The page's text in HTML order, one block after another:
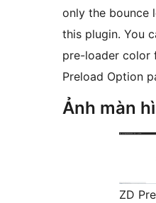
only the bounce
this plugin. You
pre-loader color
Preload Option
Ảnh màn
ZD Pre